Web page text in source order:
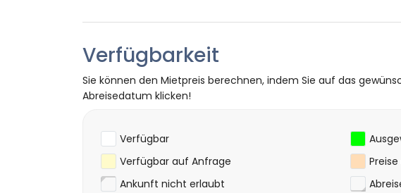
Verfügbarkeit
Sie können den Mietpreis berechnen, indem Sie auf das
Abreisedatum klicken!
Verfügbar
Verfügbar auf Anfrage
Ankunft nicht erlaubt